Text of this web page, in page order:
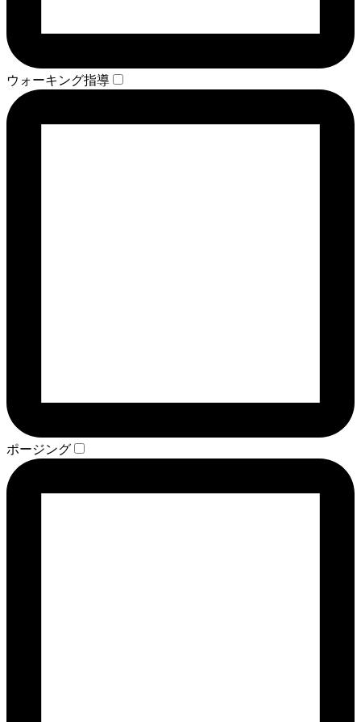
ウォーキング指導
ポージング